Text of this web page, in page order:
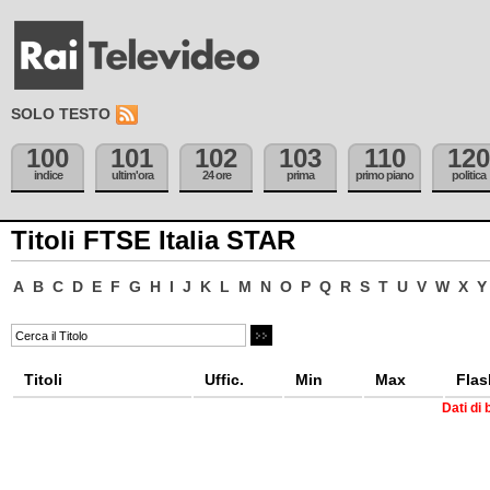
SOLO TESTO
100
indice
101
ultim'ora
102
24 ore
103
prima
110
primo piano
120
politica
Titoli FTSE Italia STAR
A B C D E F G H I J K L M N O P Q R S T U V W X Y
Titoli Uffic. Min Max
Dati di